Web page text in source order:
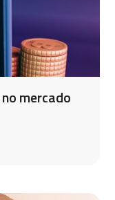
mercado